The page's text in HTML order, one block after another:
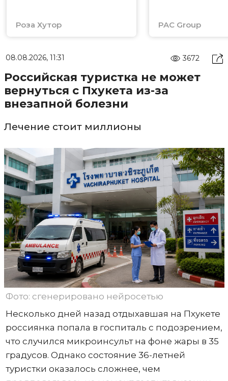
Роза Хутор PAC Group
08.08.2026, 11:31 3672
Российская туристка не может
вернуться с Пхукета из-за
внезапной болезни
Лечение стоит миллионы
Фото: сгенерировано нейросетью
Несколько дней назад отдыхавшая на Пхукете
россиянка попала в госпиталь с подозрением,
что случился микроинсульт на фоне жары в 35
градусов. Однако состояние 36-летней
туристки оказалось сложнее, чем